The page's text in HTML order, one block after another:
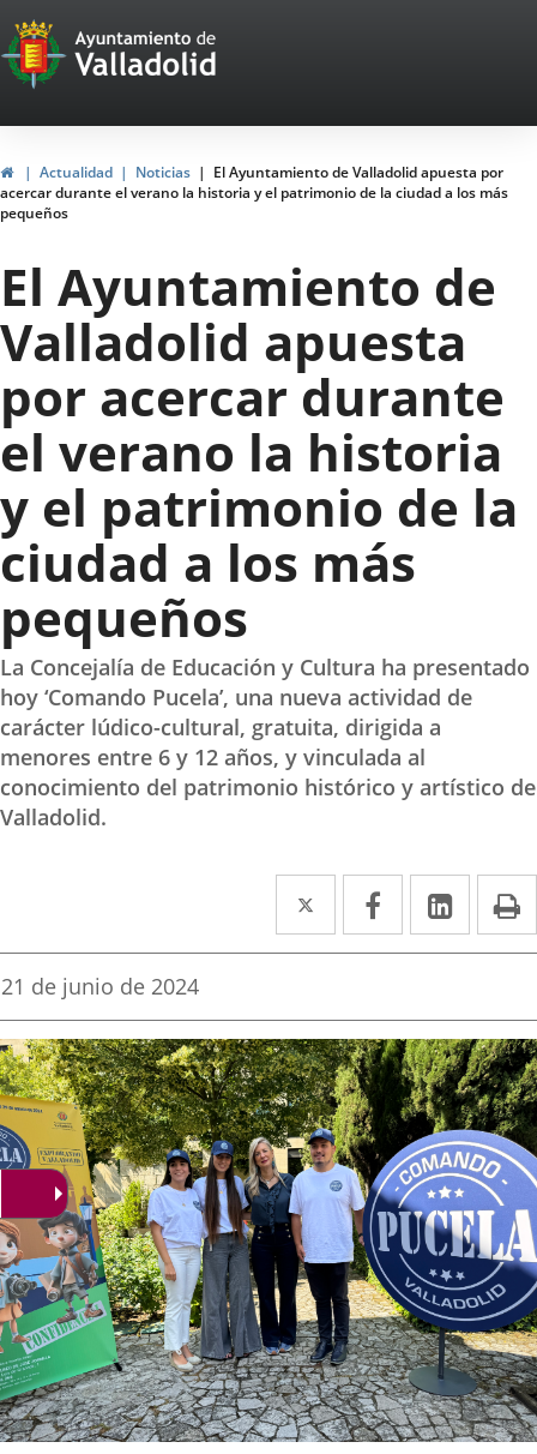
Portal
Web
del
Ayuntamiento
de
Valladolid
InicioActualidad Noticias
El Ayuntamiento de Valladolid apuesta por
acercar durante el verano la historia y el patrimonio de la ciudad a los más
pequeños
El Ayuntamiento de
Valladolid apuesta
por acercar durante
el verano la historia
y el patrimonio de la
ciudad a los más
pequeños
La Concejalía de Educación y Cultura ha presentado
hoy ‘Comando Pucela’, una nueva actividad de
carácter lúdico-cultural, gratuita, dirigida a
menores entre 6 y 12 años, y vinculada al
conocimiento del patrimonio histórico y artístico de
Valladolid.
Twitter
Enlace
a
aplicación
externa.
Facebook
Enlace
a
aplicación
externa.
Enlace
a
Fecha
la
noticia
21 de junio de 2024